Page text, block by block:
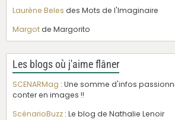
Laurène Beles des Mots de l'Imaginaire
Margotde Margorito
Les blogs où j'aime flâner
SCENARMag : Une somme d'infos
conter en images !!
ScénarioBuzz : Le blog de Nathalie Lenoir